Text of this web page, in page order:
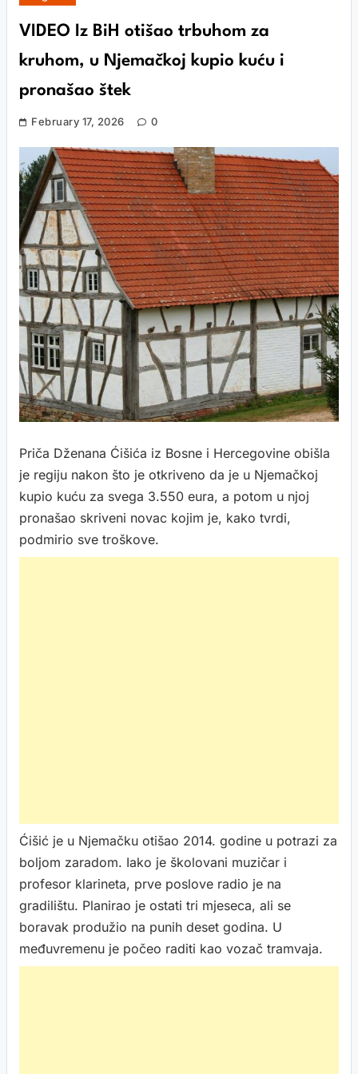
VIDEO Iz BiH otišao trbuhom za
kruhom, u Njemačkoj kupio kuću i
pronašao štek
February 17, 2026 0
Priča Dženana Ćišića iz Bosne i Hercegovine obišla
je regiju nakon što je otkriveno da je u Njemačkoj
kupio kuću za svega 3.550 eura, a potom u njoj
pronašao skriveni novac kojim je, kako tvrdi,
podmirio sve troškove.
Ćišić je u Njemačku otišao 2014. godine u potrazi za
boljom zaradom. Iako je školovani muzičar i
profesor klarineta, prve poslove radio je na
gradilištu. Planirao je ostati tri mjeseca, ali se
boravak produžio na punih deset godina. U
međuvremenu je počeo raditi kao vozač tramvaja.